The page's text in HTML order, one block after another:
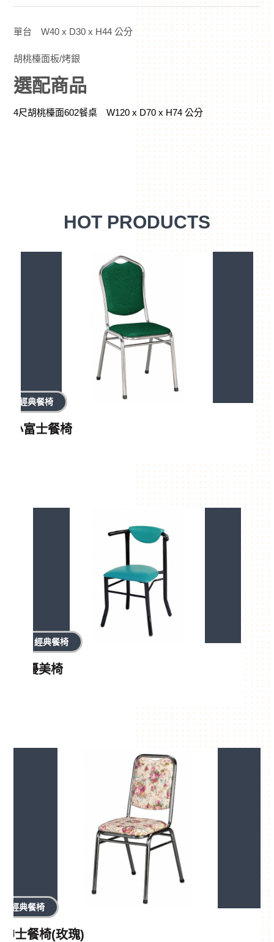
單台 W40 x D30 x H44 公分
胡桃檯面板/烤銀
選配商品
4尺胡桃檯面602餐桌 W120 x D70 x H74 公分
HOT PRODUCTS
經典餐椅
小富士餐椅
經典餐椅
優美椅
經典餐椅
紳士餐椅(玫瑰)